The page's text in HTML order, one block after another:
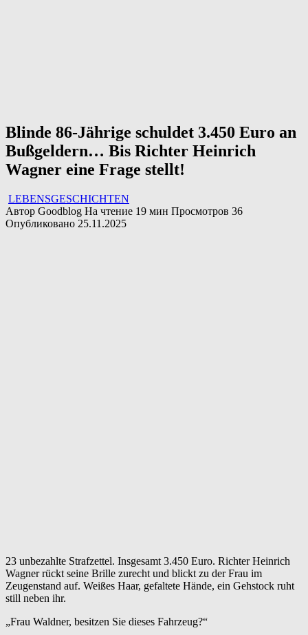
Blinde 86-Jährige schuldet 3.450 Euro an
Bußgeldern… Bis Richter Heinrich
Wagner eine Frage stellt!
LEBENSGESCHICHTEN
Автор Goodblog На чтение 19 мин Просмотров 36
Опубликовано 25.11.2025
23 unbezahlte Strafzettel. Insgesamt 3.450 Euro. Richter Heinrich
Wagner rückt seine Brille zurecht und blickt zu der Frau im
Zeugenstand auf. Weißes Haar, gefaltete Hände, ein Gehstock ruht
still neben ihr.
„Frau Waldner, besitzen Sie dieses Fahrzeug?“